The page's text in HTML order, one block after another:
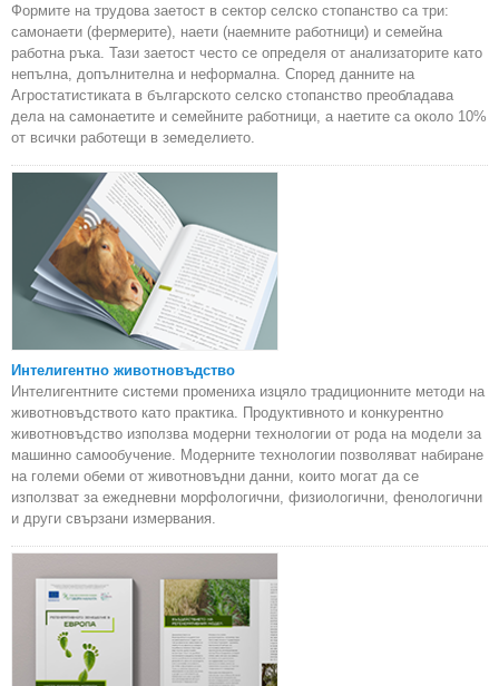
Формите на трудова заетост в сектор селско стопанство са три:
самонаети (фермерите), наети (наемните работници) и семейна
работна ръка. Тази заетост често се определя от анализаторите като
непълна, допълнителна и неформална. Според данните на
Агростатистиката в българското селско стопанство преобладава
дела на самонаетите и семейните работници, а наетите са около 10%
от всички работещи в земеделието.
Интелигентно животновъдство
Интелигентните системи промениха изцяло традиционните методи на
животновъдството като практика. Продуктивното и конкурентно
животновъдство използва модерни технологии от рода на модели за
машинно самообучение. Модерните технологии позволяват набиране
на големи обеми от животновъдни данни, които могат да се
използват за ежедневни морфологични, физиологични, фенологични
и други свързани измервания.